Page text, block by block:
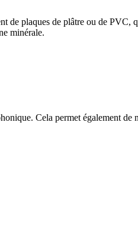
de plaques de plâtre ou de PVC,
minérale.
Cela permet également de